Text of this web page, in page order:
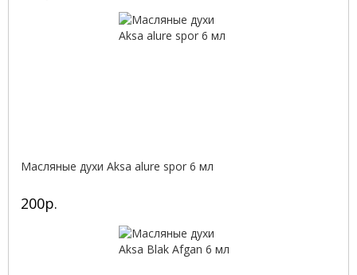
Масляные духи Aksa alure spor 6 мл
200р.